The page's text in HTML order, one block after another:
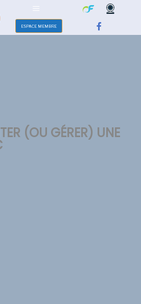
ESPACE MEMBRE
(OU GÉRER) UNE